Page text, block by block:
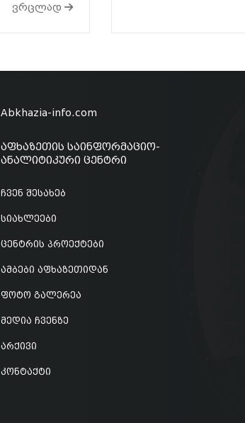
ვრცლად
Abkhazia-info.com
აფხაზეთის საინფორმაციო-
ანალიტიკური ცენტრი
ჩვენ შესახებ
სიახლეები
ცენტრის პროექტები
ამბები აფხაზეთიდან
ფოტო გალერეა
მედია ჩვენზე
არქივი
კონტაქტი